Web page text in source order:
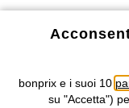
Informativa
bonprix e i suoi 10
su "Accetta")